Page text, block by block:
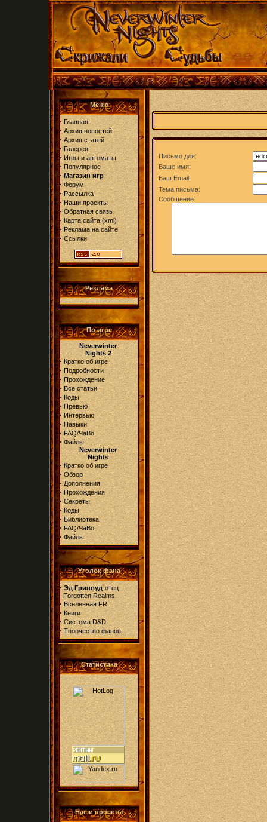
Меню
· Главная
· Архив новостей
· Архив статей
· Галерея
· Игры и автоматы
· Популярное
· Магазин игр
· Форум
· Рассылка
· Наши проекты
· Обратная связь
· Карта сайта(xml)
· Реклама на сайте
· Ссылки
Реклама
По игре
Neverwinter
Nights 2
· Кратко об игре
· Подробности
· Прохождение
· Все статьи
· Коды
· Превью
· Интервью
· Навыки
· FAQ/ЧаВо
· Файлы
Neverwinter
Nights
· Кратко об игре
· Обзор
· Дополнения
· Прохождения
· Секреты
· Коды
· Библиотека
· FAQ/ЧаВо
· Файлы
Уголок фана
· Эд Гринвуд-отец
Forgotten Realms
· Вселенная FR
· Книги
· Система D&D
· Творчество фанов
Статистика
Наши проекты
Письмо для:
Ваше имя:
Ваш Email:
Тема письма:
Сообщение: